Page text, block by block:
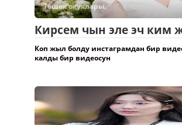
Төшөк окуялары.
Кирсем чын эле эч ким
Коп жыл болду инстаграмдан бир
калды бир видеосун